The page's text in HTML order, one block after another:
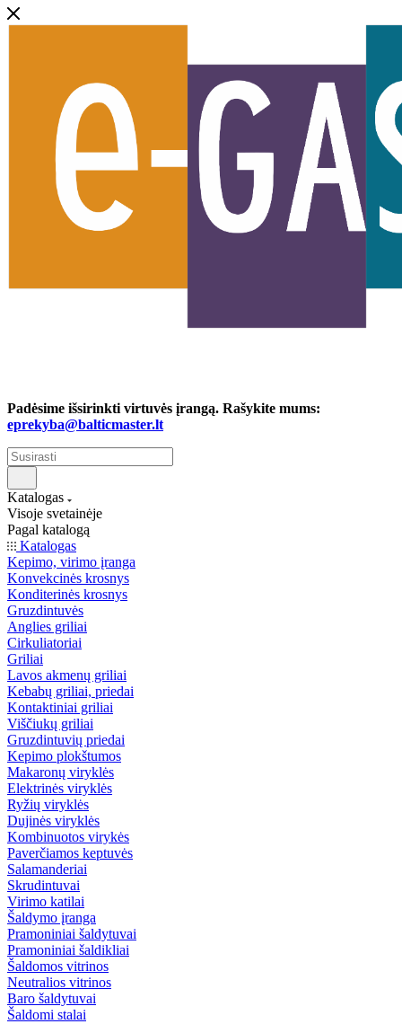
Padėsime išsirinkti virtuvės įrangą. Rašykite mums:
eprekyba@balticmaster.lt
Katalogas
Visoje svetainėje
Pagal katalogą
Katalogas
Kepimo, virimo įranga
Konvekcinės krosnys
Konditerinės krosnys
Gruzdintuvės
Anglies griliai
Cirkuliatoriai
Griliai
Lavos akmenų griliai
Kebabų griliai, priedai
Kontaktiniai griliai
Viščiukų griliai
Gruzdintuvių priedai
Kepimo plokštumos
Makaronų viryklės
Elektrinės viryklės
Ryžių viryklės
Dujinės viryklės
Kombinuotos virykės
Paverčiamos keptuvės
Salamanderiai
Skrudintuvai
Virimo katilai
Šaldymo įranga
Pramoniniai šaldytuvai
Pramoniniai šaldikliai
Šaldomos vitrinos
Neutralios vitrinos
Baro šaldytuvai
Šaldomi stalai